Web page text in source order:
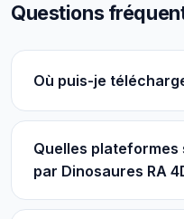
Questions
Où puis-je
Quelles
par Dinosaures RA